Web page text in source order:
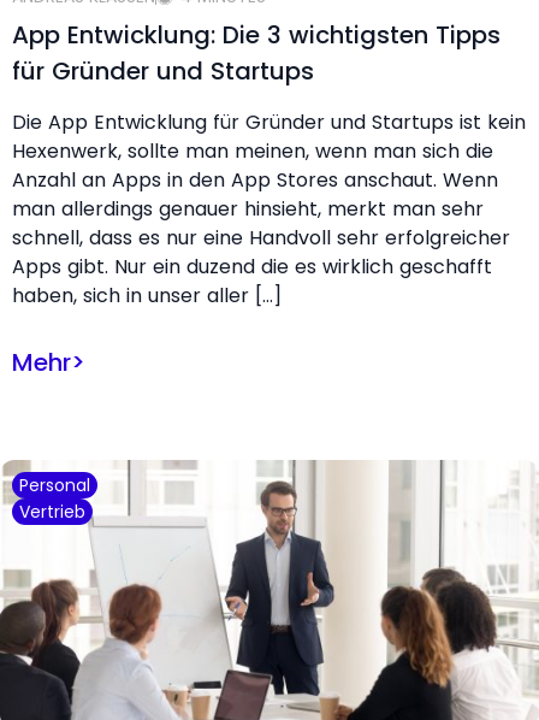
App Entwicklung: Die 3 wichtigsten Tipps
für Gründer und Startups
Die App Entwicklung für Gründer und Startups ist kein
Hexenwerk, sollte man meinen, wenn man sich die
Anzahl an Apps in den App Stores anschaut. Wenn
man allerdings genauer hinsieht, merkt man sehr
schnell, dass es nur eine Handvoll sehr erfolgreicher
Apps gibt. Nur ein duzend die es wirklich geschafft
haben, sich in unser aller […]
Mehr>
Personal
Vertrieb